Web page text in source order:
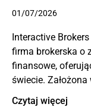
01/07/2026
Interactive
firma brokerska o
finansowe,
świecie.
Czytaj więcej